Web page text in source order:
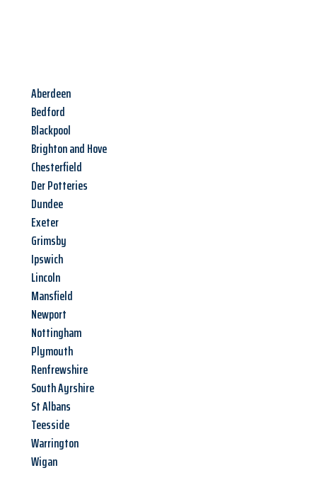
Aberdeen
Bedford
Blackpool
Brighton and Hove
Chesterfield
Der Potteries
Dundee
Exeter
Grimsby
Ipswich
Lincoln
Mansfield
Newport
Nottingham
Plymouth
Renfrewshire
South Ayrshire
St Albans
Teesside
Warrington
Wigan